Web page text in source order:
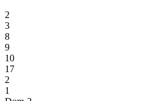
2
3
8
9
10
17
2
1